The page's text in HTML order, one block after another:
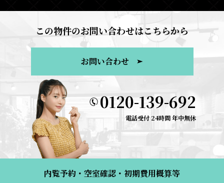
この物件のお問い合わせはこちらから
お問い合わせ
0120-139-692
電話受付 24時間 年中無休
内覧予約・空室確認・初期費用概算等